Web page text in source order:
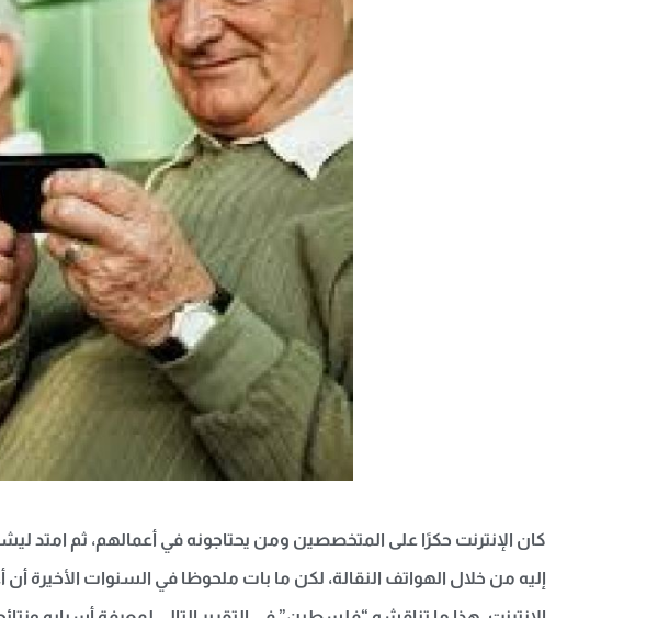
كان الإنترنت حكرًا على المتخصصين ومن يحتاجونه في أعمالهم، ثم امتد
إليه من خلال الهواتف النقالة، لكن ما بات ملحوظا في السنوات الأخيرة